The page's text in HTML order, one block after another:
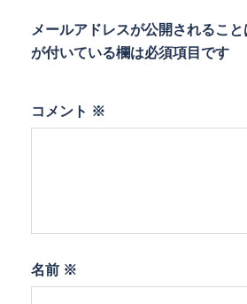
メールアドレスが公開されること
が付いている欄は必須項目です
コメント ※
名前 ※